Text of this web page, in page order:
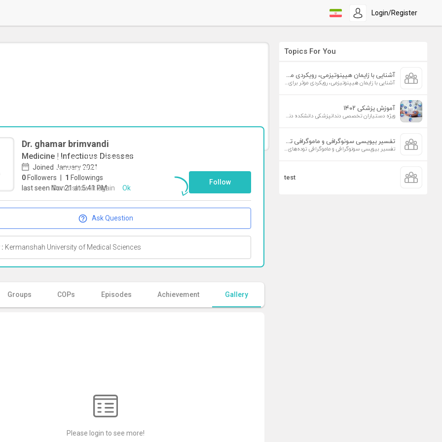
Login/Register
Dr. ghamar brimvandi
Medicine | Infectious Diseases
Joined January 2021
0 Followers 1 Followings
last seen Nov 21 at 5:41 PM
Follow
Ask Question
Kermanshah University of Medical Sciences
Groups COPs Episodes Achievement Gallery
Please login to see more!
Topics For You
آشنایی با زایمان هیپنوتیزمی، رویکردی موثر برای افزایش تمایل به زایمان طبیعی
آشنایی با زایمان هیپنوتیزمی، رویکردی موثر برای افزایش تمایل به زایمان طبیعی
آموزش پزشکی ۱۴۰۲
ویژه دستیاران تخصصی دندانپزشکی دانشکده دندانپزشکی دانشگاه علوم پزشکی تهران
تفسیر بیوپسی سونوگرافی و ماموگرافی توده‌های پستان
تفسیر بیوپسی سونوگرافی و ماموگرافی توده‌های پستان
test
To start direct chat with
brimvandiClick here
Don`t show it again Ok